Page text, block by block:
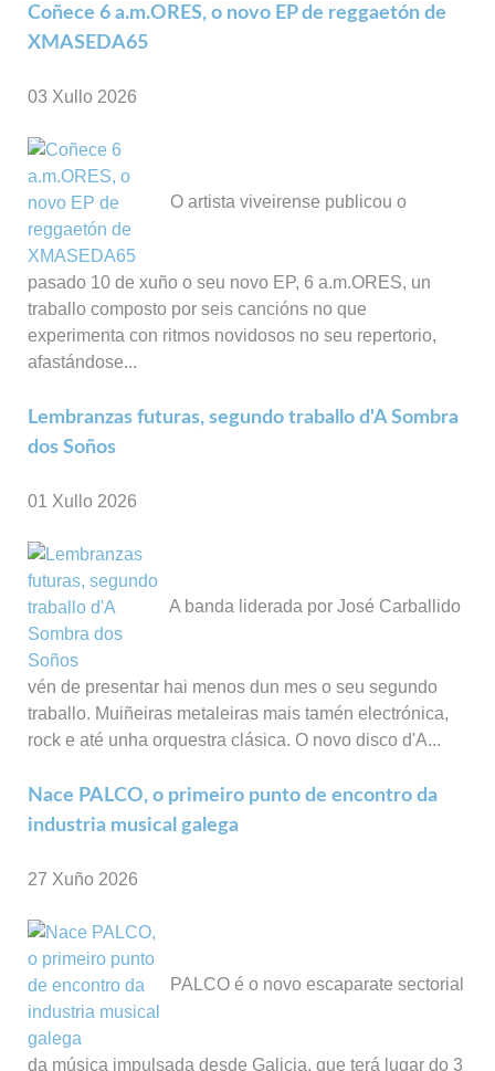
Coñece 6 a.m.ORES, o novo EP de reggaetón de
XMASEDA65
03 Xullo 2026
O artista viveirense publicou o
pasado 10 de xuño o seu novo EP, 6 a.m.ORES, un
traballo composto por seis cancións no que
experimenta con ritmos novidosos no seu repertorio,
afastándose...
Lembranzas futuras, segundo traballo d'A Sombra
dos Soños
01 Xullo 2026
A banda liderada por José Carballido
vén de presentar hai menos dun mes o seu segundo
traballo. Muiñeiras metaleiras mais tamén electrónica,
rock e até unha orquestra clásica. O novo disco d'A...
Nace PALCO, o primeiro punto de encontro da
industria musical galega
27 Xuño 2026
PALCO é o novo escaparate sectorial
da música impulsada desde Galicia, que terá lugar do 3